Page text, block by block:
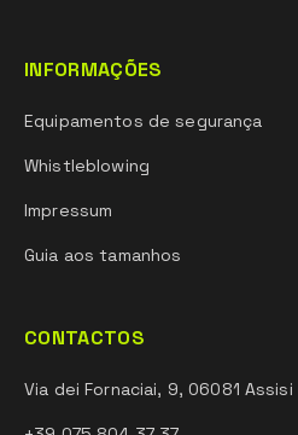
INFORMAÇÕES
Equipamentos de segurança
Whistleblowing
Impressum
Guia aos tamanhos
CONTACTOS
Via dei Fornaciai, 9, 06081 Assisi